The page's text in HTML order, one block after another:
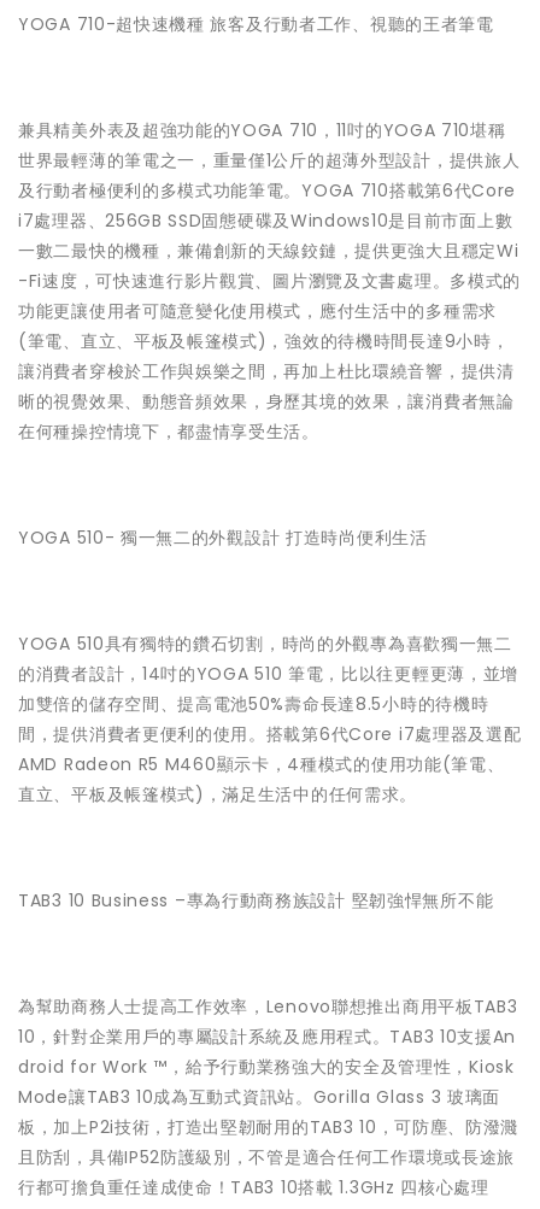
YOGA 710-超快速機種 旅客及行動者工作、視聽的王者筆電
兼具精美外表及超強功能的YOGA 710，11吋的YOGA 710堪稱
世界最輕薄的筆電之一，重量僅1公斤的超薄外型設計，提供旅人
及行動者極便利的多模式功能筆電。YOGA 710搭載第6代Core
i7處理器、256GB SSD固態硬碟及Windows10是目前市面上數
一數二最快的機種，兼備創新的天線鉸鏈，提供更強大且穩定Wi
-Fi速度，可快速進行影片觀賞、圖片瀏覽及文書處理。多模式的
功能更讓使用者可隨意變化使用模式，應付生活中的多種需求
(筆電、直立、平板及帳篷模式)，強效的待機時間長達9小時，
讓消費者穿梭於工作與娛樂之間，再加上杜比環繞音響，提供清
晰的視覺效果、動態音頻效果，身歷其境的效果，讓消費者無論
在何種操控情境下，都盡情享受生活。
YOGA 510- 獨一無二的外觀設計 打造時尚便利生活
YOGA 510具有獨特的鑽石切割，時尚的外觀專為喜歡獨一無二
的消費者設計，14吋的YOGA 510 筆電，比以往更輕更薄，並增
加雙倍的儲存空間、提高電池50%壽命長達8.5小時的待機時
間，提供消費者更便利的使用。搭載第6代Core i7處理器及選配
AMD Radeon R5 M460顯示卡，4種模式的使用功能(筆電、
直立、平板及帳篷模式)，滿足生活中的任何需求。
TAB3 10 Business –專為行動商務族設計 堅韌強悍無所不能
為幫助商務人士提高工作效率，Lenovo聯想推出商用平板TAB3
10，針對企業用戶的專屬設計系統及應用程式。TAB3 10支援An
droid for Work ™，給予行動業務強大的安全及管理性，Kiosk
Mode讓TAB3 10成為互動式資訊站。Gorilla Glass 3 玻璃面
板，加上P2i技術，打造出堅韌耐用的TAB3 10，可防塵、防潑濺
且防刮，具備IP52防護級別，不管是適合任何工作環境或長途旅
行都可擔負重任達成使命！TAB3 10搭載 1.3GHz 四核心處理